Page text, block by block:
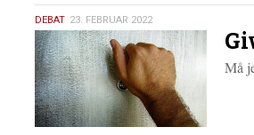
23.
februar
2022
DEBAT 23. FEBRUAR 2022
Må